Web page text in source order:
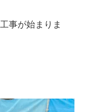
事が始まりま